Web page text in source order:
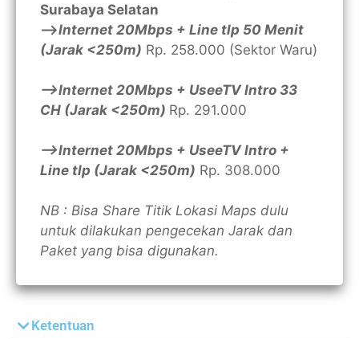
Surabaya Selatan
—>Internet 20Mbps + Line tlp 50 Menit
(Jarak <250m) Rp. 258.000 (Sektor Waru)
—>Internet 20Mbps + UseeTV Intro 33
CH (Jarak <250m) Rp. 291.000
—>Internet 20Mbps + UseeTV Intro +
Line tlp (Jarak <250m) Rp. 308.000
NB : Bisa Share Titik Lokasi Maps dulu
untuk dilakukan pengecekan Jarak dan
Paket yang bisa digunakan.
Ketentuan